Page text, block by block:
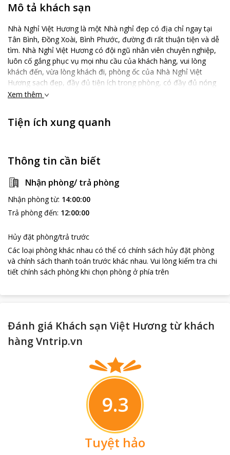
Mô tả khách sạn
Nhà Nghỉ Việt Hương là một Nhà nghỉ đẹp có địa chỉ ngay tại
Tân Bình, Đồng Xoài, Bình Phước, đường đi rất thuận tiện và dễ
tìm. Nhà Nghỉ Việt Hương có đội ngũ nhân viên chuyên nghiệp,
luôn cố gắng phục vụ mọi nhu cầu của khách hàng, vui lòng
khách đến, vừa lòng khách đi, phòng ốc của Nhà Nghỉ Việt
Hương sạch đẹp, đầy đủ tiện ích trong phòng, có đầy đủ nóng
lạnh, internet.
Xem thêm
Tiện ích xung quanh
Thông tin cần biết
Nhận phòng/ trả phòng
Nhận phòng từ: 14:00:00
Trả phòng đến: 12:00:00
Hủy đặt phòng/trả trước
Các loại phòng khác nhau có thể có chính sách hủy đặt phòng
và chính sách thanh toán trước khác nhau. Vui lòng kiểm tra chi
tiết chính sách phòng khi chọn phòng ở phía trên
Đánh giá Khách sạn Việt Hương từ khách
hàng Vntrip.vn
9.3
Tuyệt hảo